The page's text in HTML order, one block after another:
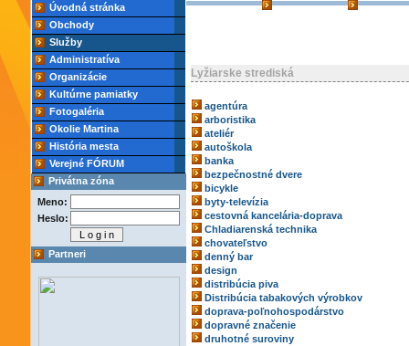
Úvodná stránka
Obchody
Služby
Administratíva
Organizácie
Kultúrne pamiatky
Fotogaléria
Okolie Martina
História mesta
Verejné FÓRUM
Privátna zóna
Meno:
Heslo:
Partneri
Lyžiarske strediská
agentúra
arboristika
ateliér
autoškola
banka
bezpečnostné dvere
bicykle
byty-televízia
cestovná kancelária-doprava
Chladiarenská technika
chovateľstvo
denný bar
design
distribúcia piva
Distribúcia tabakových výrobkov
doprava-poľnohospodárstvo
dopravné značenie
druhotné suroviny